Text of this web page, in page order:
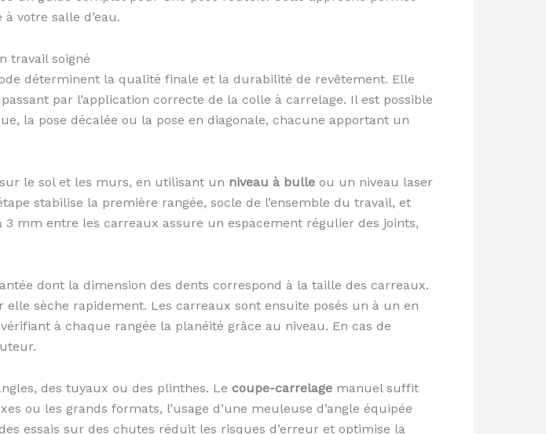
votre salle d’eau.
travail soigné
déterminent la qualité finale et la durabilité de revêtement. Elle
par l’application correcte de la colle à carrelage. Il est possible
la pose décalée ou la pose en diagonale, chacune apportant un
le sol et les murs, en utilisant un niveau à bulle ou un niveau laser
stabilise la première rangée, socle de l’ensemble du travail, et
3 mm entre les carreaux assure un espacement régulier des joints,
dont la dimension des dents correspond à la taille des carreaux.
sèche rapidement. Les carreaux sont ensuite posés un à un en
à chaque rangée la planéité grâce au niveau. En cas de
des tuyaux ou des plinthes. Le coupe-carrelage manuel suffit
ou les grands formats, l’usage d’une meuleuse d’angle équipée
essais sur des chutes réduit les risques d’erreur et optimise la